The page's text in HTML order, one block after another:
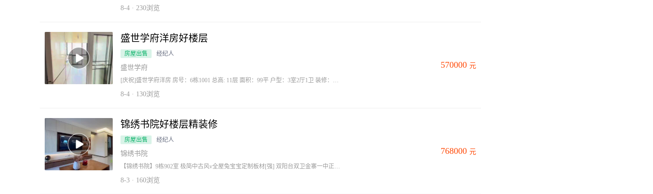
8-4 · 230浏览
盛世学府洋房好楼层
房屋出售 经纪人
盛世学府
[庆祝]盛世学府洋房 房号：6栋1001 总高: 11层 面积：99平 户型：3室2厅1卫 装修：出
8-4 · 130浏览
570000 元
锦绣书院好楼层精装修
房屋出售 经纪人
锦绣书院
【锦绣书院】9栋902室 极简中古风v全屋兔宝宝定制板材[强] 双阳台双卫金寨一中正对
☎️15156963565
8-3 · 160浏览
768000 元